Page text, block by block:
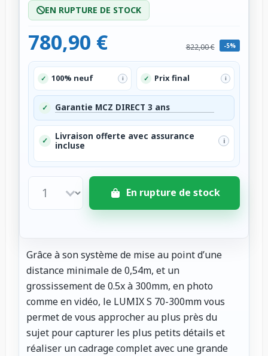
EN RUPTURE DE STOCK
780,90 € 822,00 € -5%
✓ 100% neuf i ✓ Prix final i
✓ Garantie MCZ DIRECT 3 ans
✓
Livraison offerte avec assurance
incluse
i
En rupture de stock
Grâce à son système de mise au point d’une
distance minimale de 0,54m, et un
grossissement de 0.5x à 300mm, en photo
comme en vidéo, le LUMIX S 70-300mm vous
permet de vous approcher au plus près du
sujet pour capturer les plus petits détails et
réaliser un cadrage complet avec une grande